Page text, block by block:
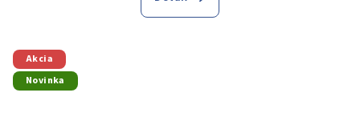
Akcia
Novinka